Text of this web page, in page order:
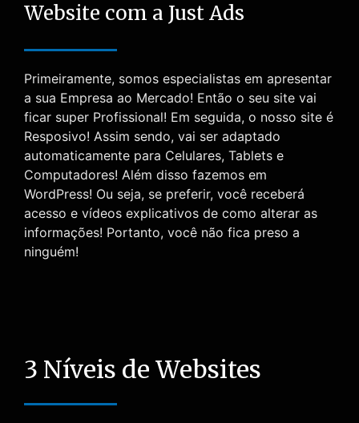
Website com a Just Ads
Primeiramente, somos especialistas em apresentar
a sua Empresa ao Mercado! Então o seu site vai
ficar super Profissional! Em seguida, o nosso site é
Resposivo! Assim sendo, vai ser adaptado
automaticamente para Celulares, Tablets e
Computadores! Além disso fazemos em
WordPress! Ou seja, se preferir, você receberá
acesso e vídeos explicativos de como alterar as
informações! Portanto, você não fica preso a
ninguém!
3 Níveis de Websites